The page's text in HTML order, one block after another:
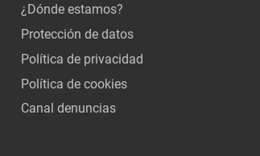
¿Dónde estamos?
Protección de datos
Política de privacidad
Política de cookies
Canal denuncias